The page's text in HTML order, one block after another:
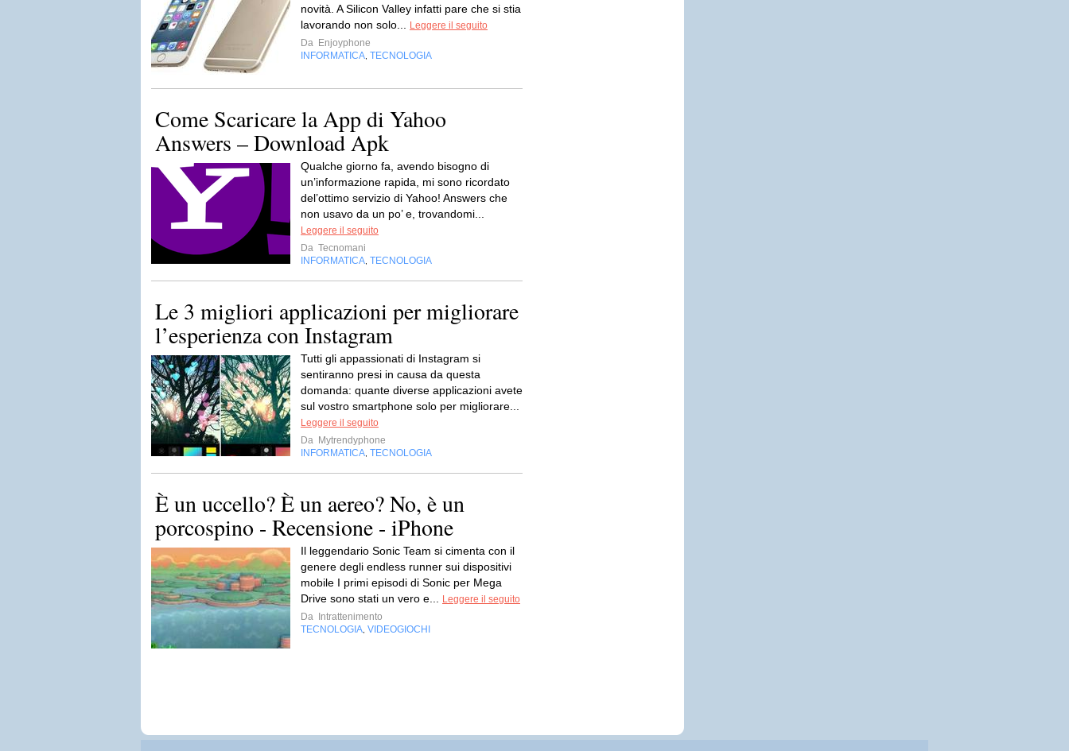
novità. A Silicon Valley infatti pare che si stia
lavorando non solo...
Leggere il seguito
Da Enjoyphone
INFORMATICA TECNOLOGIA
Come Scaricare la App di Yahoo
Answers – Download Apk
Qualche giorno fa, avendo bisogno di
un’informazione rapida, mi sono ricordato
del’ottimo servizio di Yahoo! Answers che
non usavo da un po’ e, trovandomi...
Leggere il seguito
Da Tecnomani
INFORMATICA TECNOLOGIA
Le 3 migliori applicazioni per migliorare
l’esperienza con Instagram
Tutti gli appassionati di Instagram si
sentiranno presi in causa da questa
domanda: quante diverse applicazioni avete
sul vostro smartphone solo per migliorare...
Leggere il seguito
Da Mytrendyphone
INFORMATICA TECNOLOGIA
È un uccello? È un aereo? No, è un
porcospino - Recensione - iPhone
Il leggendario Sonic Team si cimenta con il
genere degli endless runner sui dispositivi
mobile I primi episodi di Sonic per Mega
Drive sono stati un vero e...
Leggere il seguito
Da
Intrattenimento
TECNOLOGIA VIDEOGIOCHI